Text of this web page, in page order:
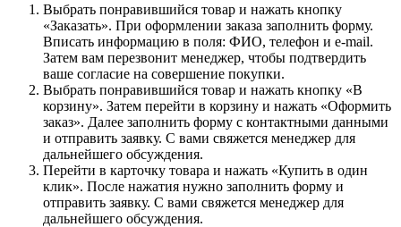
Выбрать понравившийся товар и нажать кнопку
«Заказать». При оформлении заказа заполнить форму.
Вписать информацию в поля: ФИО, телефон и e-mail.
Затем вам перезвонит менеджер, чтобы подтвердить
ваше согласие на совершение покупки.
Выбрать понравившийся товар и нажать кнопку «В
корзину». Затем перейти в корзину и нажать «Оформить
заказ». Далее заполнить форму с контактными данными
и отправить заявку. С вами свяжется менеджер для
дальнейшего обсуждения.
Перейти в карточку товара и нажать «Купить в один
клик». После нажатия нужно заполнить форму и
отправить заявку. С вами свяжется менеджер для
дальнейшего обсуждения.